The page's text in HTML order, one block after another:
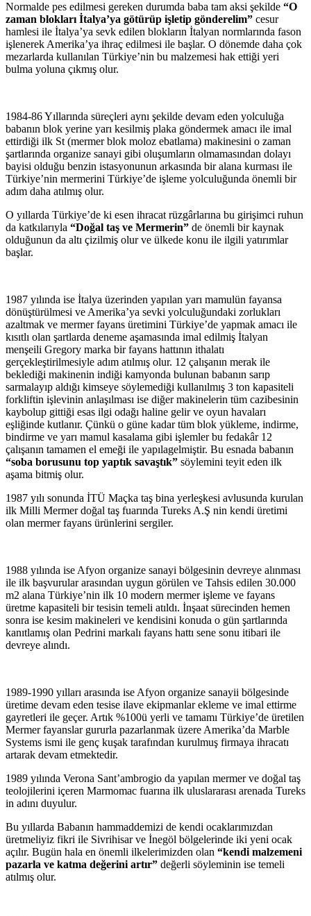
Normalde pes edilmesi gereken durumda baba tam aksi şekilde “O
zaman blokları İtalya’ya götürüp işletip gönderelim” cesur
hamlesi ile İtalya’ya sevk edilen blokların İtalyan normlarında fason
işlenerek Amerika’ya ihraç edilmesi ile başlar. O dönemde daha çok
mezarlarda kullanılan Türkiye’nin bu malzemesi hak ettiği yeri
bulma yoluna çıkmış olur.
1984-86 Yıllarında süreçleri aynı şekilde devam eden yolculuğa
babanın blok yerine yarı kesilmiş plaka göndermek amacı ile imal
ettirdiği ilk St (mermer blok moloz ebatlama) makinesini o zaman
şartlarında organize sanayi gibi oluşumların olmamasından dolayı
bayisi olduğu benzin istasyonunun arkasında bir alana kurması ile
Türkiye’nin mermerini Türkiye’de işleme yolculuğunda önemli bir
adım daha atılmış olur.
O yıllarda Türkiye’de ki esen ihracat rüzgârlarına bu girişimci ruhun
da katkılarıyla “Doğal taş ve Mermerin” de önemli bir kaynak
olduğunun da altı çizilmiş olur ve ülkede konu ile ilgili yatırımlar
başlar.
1987 yılında ise İtalya üzerinden yapılan yarı mamulün fayansa
dönüştürülmesi ve Amerika’ya sevki yolculuğundaki zorlukları
azaltmak ve mermer fayans üretimini Türkiye’de yapmak amacı ile
kısıtlı olan şartlarda deneme aşamasında imal edilmiş İtalyan
menşeili Gregory marka bir fayans hattının ithalatı
gerçekleştirilmesiyle adım atılmış olur. 12 çalışanın merak ile
beklediği makinenin indiği kamyonda bulunan babanın sarıp
sarmalayıp aldığı kimseye söylemediği kullanılmış 3 ton kapasiteli
forkliftin işlevinin anlaşılması ise diğer makinelerin tüm cazibesinin
kaybolup gittiği esas ilgi odağı haline gelir ve oyun havaları
eşliğinde kutlanır. Çünkü o güne kadar tüm blok yükleme, indirme,
bindirme ve yarı mamul kasalama gibi işlemler bu fedakâr 12
çalışanın tamamen el emeği ile yapılagelmiştir. Bu esnada babanın
“soba borusunu top yaptık savaştık” söylemini teyit eden ilk
aşama bitmiş olur.
1987 yılı sonunda İTÜ Maçka taş bina yerleşkesi avlusunda kurulan
ilk Milli Mermer doğal taş fuarında Tureks A.Ş nin kendi üretimi
olan mermer fayans ürünlerini sergiler.
1988 yılında ise Afyon organize sanayi bölgesinin devreye alınması
ile ilk başvurular arasından uygun görülen ve Tahsis edilen 30.000
m2 alana Türkiye’nin ilk 10 modern mermer işleme ve fayans
üretme kapasiteli bir tesisin temeli atıldı. İnşaat sürecinden hemen
sonra ise kesim makineleri ve kendisini konuda o gün şartlarında
kanıtlamış olan Pedrini markalı fayans hattı sene sonu itibari ile
devreye alındı.
1989-1990 yılları arasında ise Afyon organize sanayii bölgesinde
üretime devam eden tesise ilave ekipmanlar ekleme ve imal ettirme
gayretleri ile geçer. Artık %100ü yerli ve tamamı Türkiye’de üretilen
Mermer fayanslar gururla pazarlanmak üzere Amerika’da Marble
Systems ismi ile genç kuşak tarafından kurulmuş firmaya ihracatı
artarak devam etmektedir.
1989 yılında Verona Sant’ambrogio da yapılan mermer ve doğal taş
teolojilerini içeren Marmomac fuarına ilk uluslararası arenada Tureks
in adını duyulur.
Bu yıllarda Babanın hammaddemizi de kendi ocaklarımızdan
üretmeliyiz fikri ile Sivrihisar ve İnegöl bölgelerinde iki yeni ocak
açılır. Bugün hala en önemli ilkelerimizden olan “kendi malzemeni
pazarla ve katma değerini artır” değerli söyleminin ise temeli
atılmış olur.